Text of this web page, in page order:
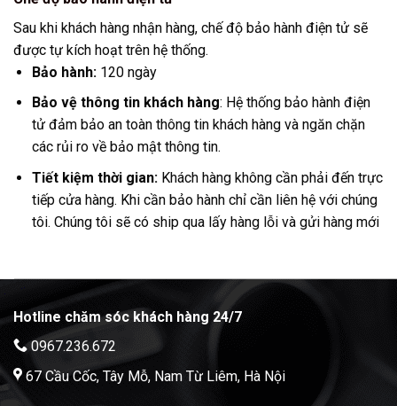
Sau khi khách hàng nhận hàng, chế độ bảo hành điện tử sẽ
được tự kích hoạt trên hệ thống.
Bảo hành:120 ngày
Bảo vệ thông tin khách hàng: Hệ thống bảo hành điện
tử đảm bảo an toàn thông tin khách hàng và ngăn chặn
các rủi ro về bảo mật thông tin.
Tiết kiệm thời gian:Khách hàng không cần phải đến trực
tiếp cửa hàng. Khi cần bảo hành chỉ cần liên hệ với chúng
tôi. Chúng tôi sẽ có ship qua lấy hàng lỗi và gửi hàng mới
Hotline chăm sóc khách hàng 24/7
0967.236.672
67 Cầu Cốc, Tây Mỗ, Nam Từ Liêm, Hà Nội